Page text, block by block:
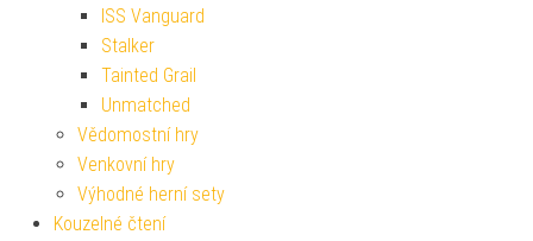
ISS Vanguard
Stalker
Tainted Grail
Unmatched
Vědomostní hry
Venkovní hry
Výhodné herní sety
Kouzelné čtení